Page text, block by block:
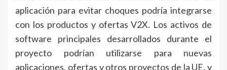
aplicación para evitar choques podría integrarse
con los productos y ofertas V2X. Los activos de
software principales desarrollados durante el
proyecto podrían utilizarse para nuevas
aplicaciones, ofertas y otros proyectos de la UE, y